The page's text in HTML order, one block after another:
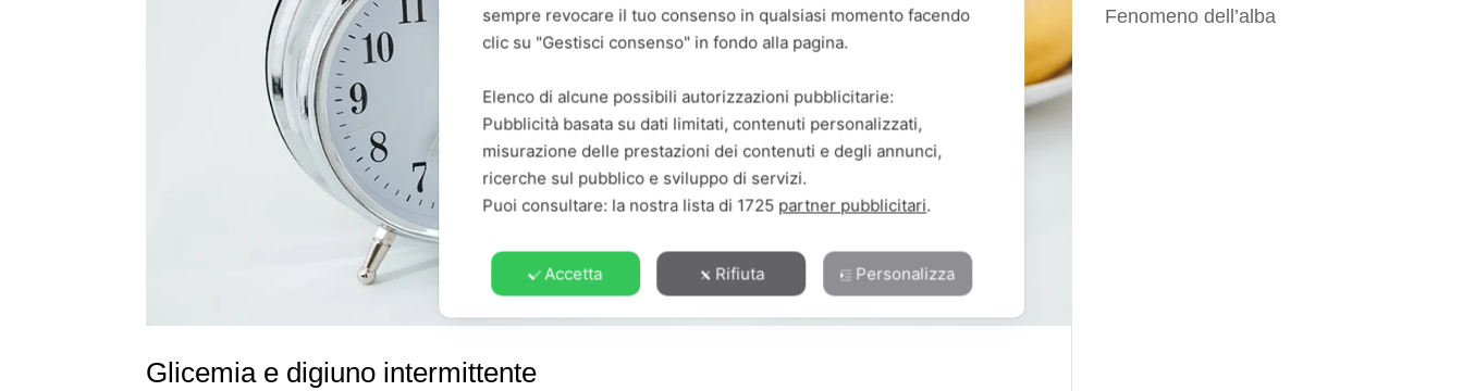
Glicemia e digiuno intermittente
Fenomeno dell’alba
sempre revocare il tuo consenso in qualsiasi momento facendo
clic su "Gestisci consenso" in fondo alla pagina.
Elenco di alcune possibili autorizzazioni pubblicitarie:
Pubblicità basata su dati limitati, contenuti personalizzati,
misurazione delle prestazioni dei contenuti e degli annunci,
ricerche sul pubblico e sviluppo di servizi.
Puoi consultare: la nostra lista di 1725 partner pubblicitari.
Accetta Rifiuta Personalizza